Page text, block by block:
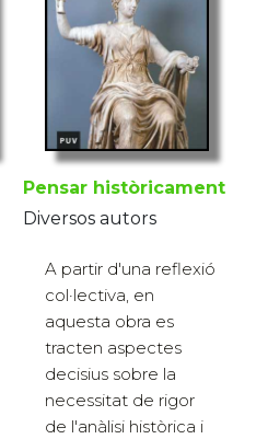
Pensar històricament
Diversos autors
A partir d'una reflexió
col·lectiva, en
aquesta obra es
tracten aspectes
decisius sobre la
necessitat de rigor
de l'anàlisi històrica i